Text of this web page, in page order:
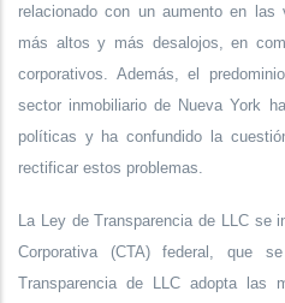
relacionado con un aumento en las
más altos y más desalojos, en
corporativos. Además, el
sector inmobiliario de Nueva York
políticas y ha confundido la
rectificar estos problemas.
La Ley de Transparencia de LLC se
Corporativa (CTA) federal, que
Transparencia de LLC adopta las